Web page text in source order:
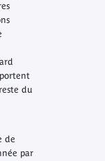
du
de
par